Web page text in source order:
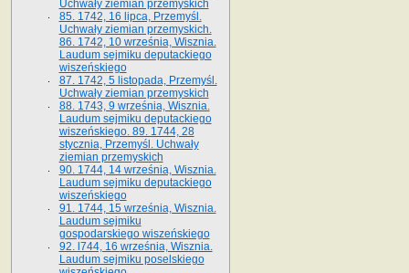
Uchwały ziemian przemyskich
85. 1742, 16 lipca, Przemyśl.
Uchwały ziemian przemyskich.
86. 1742, 10 września, Wisznia.
Laudum sejmiku deputackiego
wiszeńskiego
87. 1742, 5 listopada, Przemyśl.
Uchwały ziemian przemyskich
88. 1743, 9 września, Wisznia.
Laudum sejmiku deputackiego
wiszeńskiego. 89. 1744, 28
stycznia, Przemyśl. Uchwały
ziemian przemyskich
90. 1744, 14 września, Wisznia.
Laudum sejmiku deputackiego
wiszeńskiego
91. 1744, 15 września, Wisznia.
Laudum sejmiku
gospodarskiego wiszeńskiego
92. l744, 16 września, Wisznia.
Laudum sejmiku poselskiego